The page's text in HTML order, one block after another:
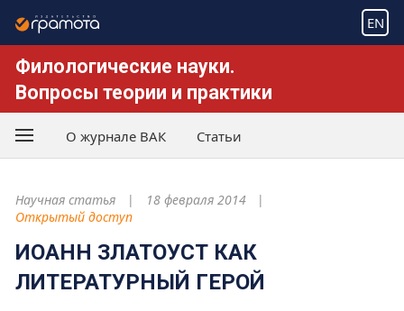
EN
Филологические науки.
Вопросы теории и практики
О журнале ВАК Статьи
Научная статья
18 февраля 2014
Открытый доступ
ИОАНН ЗЛАТОУСТ КАК
ЛИТЕРАТУРНЫЙ ГЕРОЙ